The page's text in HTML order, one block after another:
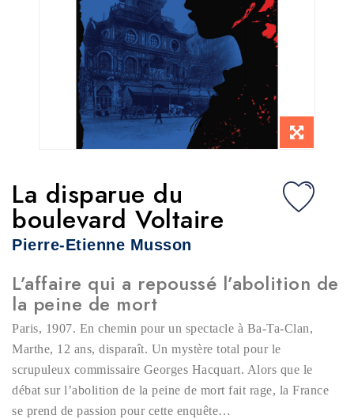
La disparue du
boulevard Voltaire
Pierre-Etienne Musson
L’affaire qui a repoussé l’abolition de
la peine de mort
Paris, 1907. En chemin pour un spectacle à Ba-Ta-Clan,
Marthe, 12 ans, disparaît. Un mystère total pour le
scrupuleux commissaire Georges Hacquart. Alors que le
débat sur l’abolition de la peine de mort fait rage, la France
se prend de passion pour cette enquête…